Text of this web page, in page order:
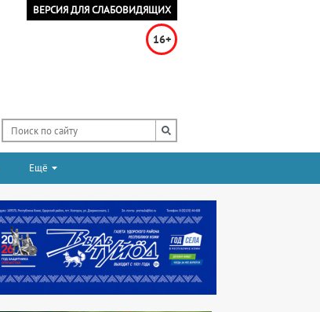
ВЕРСИЯ ДЛЯ СЛАБОВИДЯЩИХ
16+
Ещё